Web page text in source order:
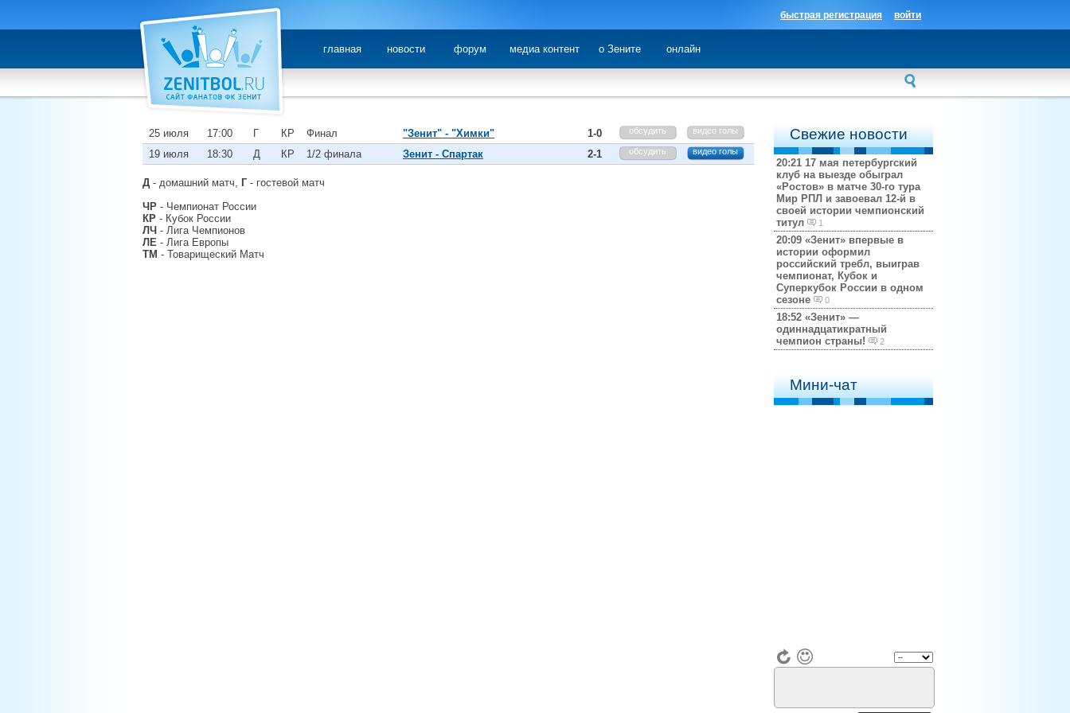
войти
быстрая регистрация
главная новости форум медиа контент о Зените онлайн
Свежие новости
20:21 17 мая петербургский
клуб на выезде обыграл
«Ростов» в матче 30-го тура
Мир РПЛ и завоевал 12-й в
своей истории чемпионский
титул
1
20:09 «Зенит» впервые в
истории оформил
российский требл, выиграв
чемпионат, Кубок и
Суперкубок России в одном
сезоне
0
18:52 «Зенит» —
одиннадцатикратный
чемпион страны!
2
Мини-чат
25 июля 17:00 Г КР Финал "Зенит" - "Химки" 1-0 обсудить видео голы
19 июля 18:30 Д КР 1/2 финала Зенит - Спартак 2-1 обсудить видео голы
Д - домашний матч, Г - гостевой матч
ЧР - Чемпионат России
КР - Кубок России
ЛЧ - Лига Чемпионов
ЛЕ - Лига Европы
ТМ - Товарищеский Матч